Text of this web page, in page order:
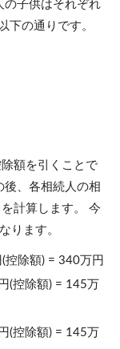
の子供はそれぞれ
下の通りです。
額を引くことで
、各相続人の相
計算します。 今
ります。
控除額) = 340万円
(控除額) = 145万
(控除額) = 145万